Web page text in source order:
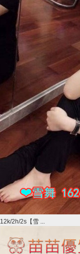
12k/2h/2s【雪 ...